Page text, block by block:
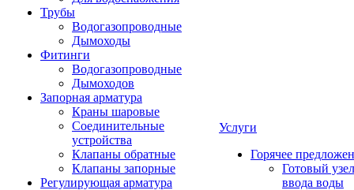
Трубы
Водогазопроводные
Дымоходы
Фитинги
Водогазопроводные
Дымоходов
Запорная арматура
Краны шаровые
Соединительные
устройства
Клапаны обратные
Клапаны запорные
Регулирующая арматура
Услуги
Горячее
Готовый узел
ввода воды